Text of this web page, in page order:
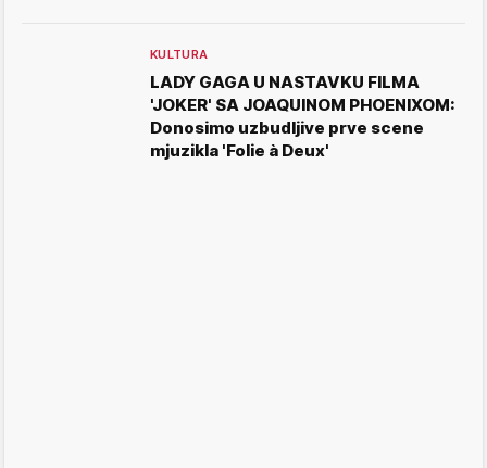
KULTURA
LADY GAGA U NASTAVKU FILMA
'JOKER' SA JOAQUINOM PHOENIXOM:
Donosimo uzbudljive prve scene
mjuzikla 'Folie à Deux'